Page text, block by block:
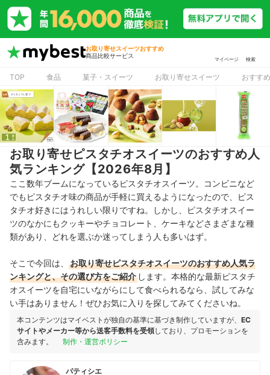
お取り寄せスイーツおすすめ
商品比較サービス
マイページ 検索
TOP 食品 菓子・スイーツ お取り寄せスイーツ おすす
お取り寄せピスタチオスイーツのおすすめ人
気ランキング【2026年8月】
ここ数年ブームになっているピスタチオスイーツ。コンビニなど
でもピスタチオ味の商品が手軽に買えるようになったので、ピス
タチオ好きにはうれしい限りですね。しかし、ピスタチオスイー
ツのなかにもクッキーやチョコレート、ケーキなどさまざまな種
類があり、どれを選ぶか迷ってしまう人も多いはず。
そこで今回は、
お取り寄せピスタチオスイーツのおすすめ人気ラ
ンキングと、その選び方をご紹介 します。本格的な最新ピスタチ
オスイーツを自宅にいながらにして食べられるなら、試してみな
い手はありません！ぜひお気に入りを探してみてくださいね。
本コンテンツはマイベストが独自の基準に基づき制作していますが、 EC
サイトやメーカー等から送客手数料を受領しており、プロモーションを
含みます。
制作・運営ポリシー
パティシエ